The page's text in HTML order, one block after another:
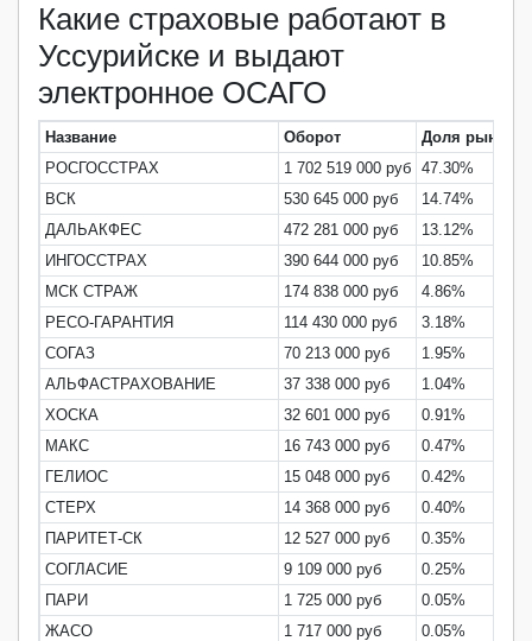
Какие страховые работают в
Уссурийске и выдают
электронное ОСАГО
Название Оборот Доля рынка
РОСГОССТРАХ
1 702 519 000 руб 47.30%
ВСК
530 645 000 руб 14.74%
ДАЛЬАКФЕС
472 281 000 руб 13.12%
ИНГОССТРАХ
390 644 000 руб 10.85%
МСК СТРАЖ
174 838 000 руб 4.86%
РЕСО-ГАРАНТИЯ
114 430 000 руб 3.18%
СОГАЗ
70 213 000 руб 1.95%
АЛЬФАСТРАХОВАНИЕ
37 338 000 руб 1.04%
ХОСКА
32 601 000 руб 0.91%
МАКС
16 743 000 руб 0.47%
ГЕЛИОС
15 048 000 руб 0.42%
СТЕРХ
14 368 000 руб 0.40%
ПАРИТЕТ-СК
12 527 000 руб 0.35%
СОГЛАСИЕ
9 109 000 руб 0.25%
ПАРИ
1 725 000 руб 0.05%
ЖАСО
1 717 000 руб 0.05%